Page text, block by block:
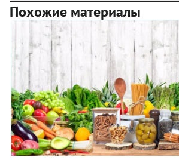
Похожие материалы